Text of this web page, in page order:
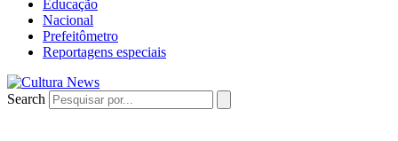
Educação
Nacional
Prefeitômetro
Reportagens especiais
Search